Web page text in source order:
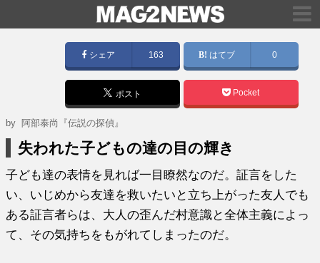
シェア 163 はてブ 0
ポスト Pocket
by 阿部泰尚『伝説の探偵』
失われた子どもの達の目の輝き
子ども達の表情を見れば一目瞭然なのだ。証言をした
い、いじめから友達を救いたいと立ち上がった友人でも
ある証言者らは、大人の歪んだ村意識と全体主義によっ
て、その気持ちをもがれてしまったのだ。